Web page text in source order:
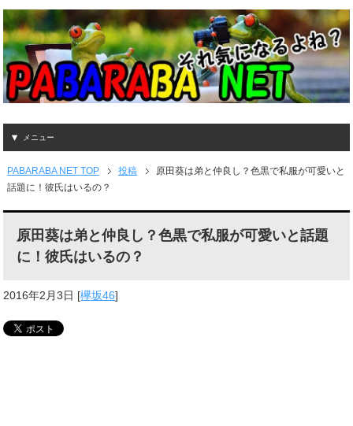
メニュー
PABARABA NET TOP 投稿
原田葵は弟と仲良し？色黒で私服が可愛いと
話題に！彼氏はいるの？
原田葵は弟と仲良し？色黒で私服が可愛いと話題
に！彼氏はいるの？
2016年2月3日 [欅坂46]